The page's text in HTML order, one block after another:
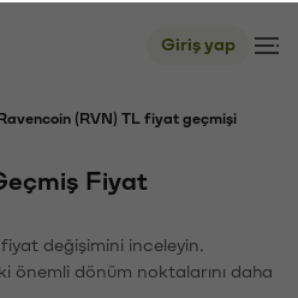
Giriş yap
(RVN) TL fiyat geçmişi
Fiyat
değişimini inceleyin.
önemli dönüm noktalarını daha